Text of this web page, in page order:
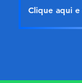
Clique aqui